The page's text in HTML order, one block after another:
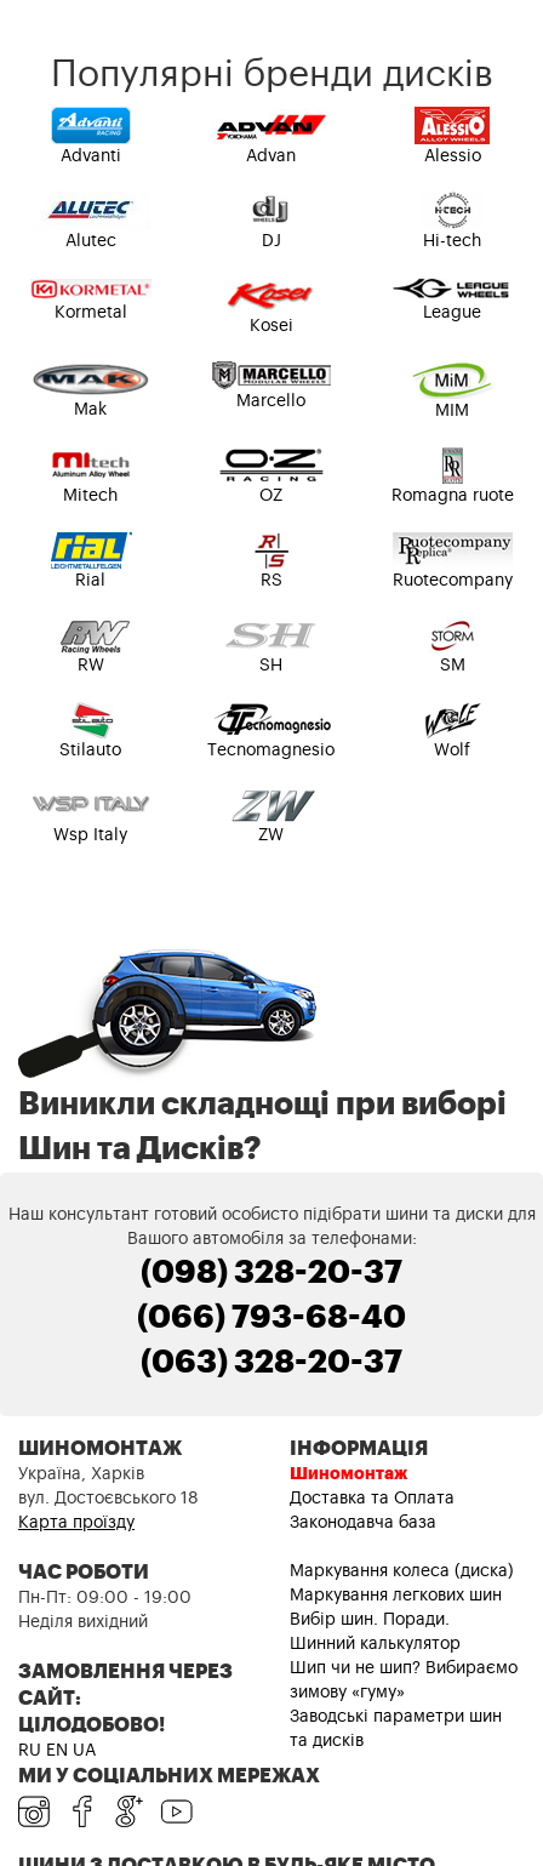
Популярні бренди дисків
Advanti Advan Alessio
Alutec DJ Hi-tech
Kormetal
Kosei
League
Mak Marcello
MIM
Mitech OZ Romagna ruote
Rial RS Ruotecompany
RW SH SM
Stilauto Tecnomagnesio Wolf
Wsp Italy ZW
Виникли складнощі при виборі
Шин та Дисків?
Наш консультант готовий особисто підібрати шини та диски для
Вашого автомобіля за телефонами:
(098) 328-20-37
(066) 793-68-40
(063) 328-20-37
ШИНОМОНТАЖ
Україна, Харків
вул. Достоєвського 18
Карта проїзду
ЧАС РОБОТИ
Пн-Пт: 09:00 - 19:00
Неділя вихідний
ЗАМОВЛЕННЯ ЧЕРЕЗ
САЙТ:
ЦІЛОДОБОВО!
RU EN UA
ІНФОРМАЦІЯ
Шиномонтаж
Доставка та Оплата
Законодавча база
Маркування колеса (диска)
Маркування легкових шин
Вибір шин. Поради.
Шинний калькулятор
Шип чи не шип? Вибираємо
зимову «гуму»
Заводські параметри шин
та дисків
МИ У СОЦІАЛЬНИХ МЕРЕЖАХ